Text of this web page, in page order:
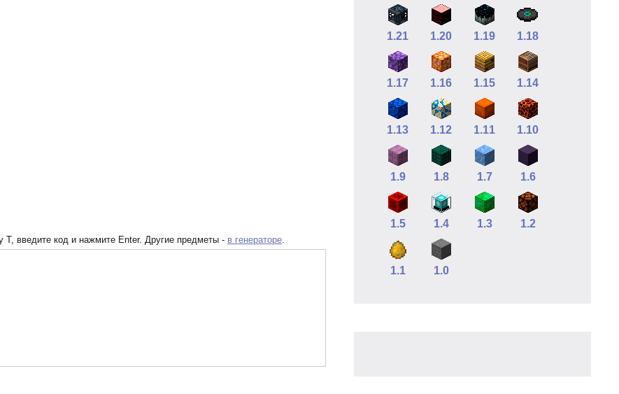
введите код и нажмите Enter. Другие предметы - в генераторе
1.21 1.20 1.19 1.18
1.17 1.16 1.15 1.14
1.13 1.12 1.11 1.10
1.9 1.8 1.7 1.6
1.5 1.4 1.3 1.2
1.1 1.0